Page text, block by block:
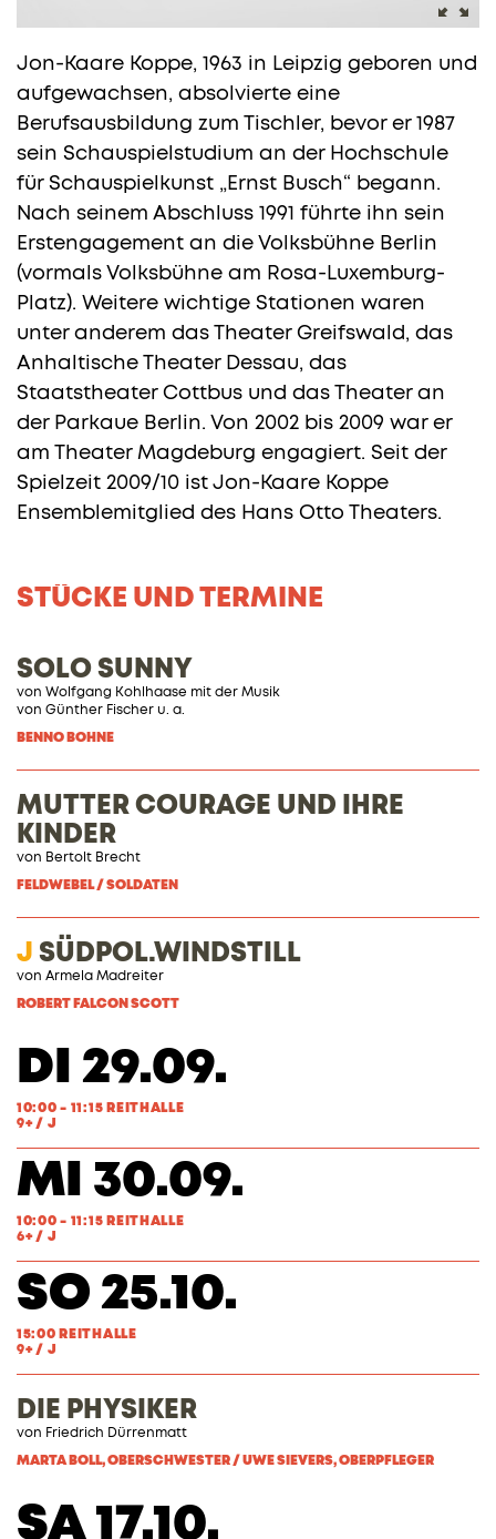
Jon-Kaare Koppe, 1963 in Leipzig geboren und
aufgewachsen, absolvierte eine
Berufsausbildung zum Tischler, bevor er 1987
sein Schauspielstudium an der Hochschule
für Schauspielkunst „Ernst Busch“ begann.
Nach seinem Abschluss 1991 führte ihn sein
Erstengagement an die Volksbühne Berlin
(vormals Volksbühne am Rosa-Luxemburg-
Platz). Weitere wichtige Stationen waren
unter anderem das Theater Greifswald, das
Anhaltische Theater Dessau, das
Staatstheater Cottbus und das Theater an
der Parkaue Berlin. Von 2002 bis 2009 war er
am Theater Magdeburg engagiert. Seit der
Spielzeit 2009/10 ist Jon-Kaare Koppe
Ensemblemitglied des Hans Otto Theaters.
STÜCKE UND TERMINE
SOLO SUNNY
von Wolfgang Kohlhaase mit der Musik
von Günther Fischer u. a.
BENNO BOHNE
MUTTER COURAGE UND IHRE
KINDER
von Bertolt Brecht
FELDWEBEL / SOLDATEN
J SÜDPOL.WINDSTILL
von Armela Madreiter
ROBERT FALCON SCOTT
DI 29.09.
10:00 - 11:15 REITHALLE
9+ / J
MI 30.09.
10:00 - 11:15 REITHALLE
6+ / J
SO 25.10.
15:00 REITHALLE
9+ / J
DIE PHYSIKER
von Friedrich Dürrenmatt
MARTA BOLL, OBERSCHWESTER / UWE SIEVERS, OBERPFLEGER
SA 17.10.